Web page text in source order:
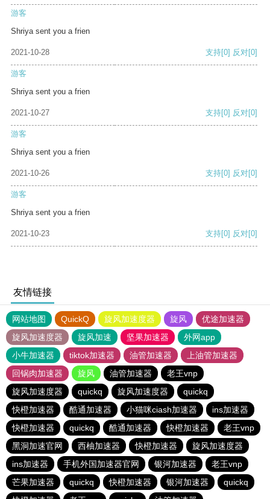
游客
Shriya sent you a frien
2021-10-28 支持[0] 反对[0]
游客
Shriya sent you a frien
2021-10-27 支持[0] 反对[0]
游客
Shriya sent you a frien
2021-10-26 支持[0] 反对[0]
游客
Shriya sent you a frien
2021-10-23 支持[0] 反对[0]
友情链接
网站地图 QuickQ 旋风加速度器 旋风
优途加速器
旋风加速度器
旋风加速 坚果加速器
外网app
小牛加速器
tiktok加速器 油管加速器
上油管加速器
回锅肉加速器
旋风 油管加速器
老王vnp
旋风加速度器
quickq 旋风加速度器
quickq
快橙加速器
酷通加速器 小猫咪ciash加速器
ins加速器
快橙加速器
quickq 酷通加速器 快橙加速器
老王vnp
黑洞加速官网
西柚加速器 快橙加速器
旋风加速度器
ins加速器
手机外国加速器官网 银河加速器
老王vnp
芒果加速器
quickq 快橙加速器 银河加速器
quickq